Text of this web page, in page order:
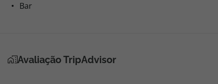
Bar
Avaliação TripAdvisor